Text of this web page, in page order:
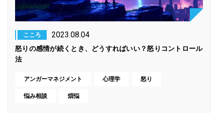
こころ 2023.08.04
怒りの感情が続くとき、どうすればいい？怒りコントロール
法
アンガーマネジメント 心理学 怒り
悩み相談 煩悩